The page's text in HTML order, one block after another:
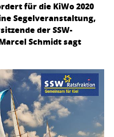
für die KiWo 2020
Segelveranstaltung,
der SSW-
Schmidt sagt